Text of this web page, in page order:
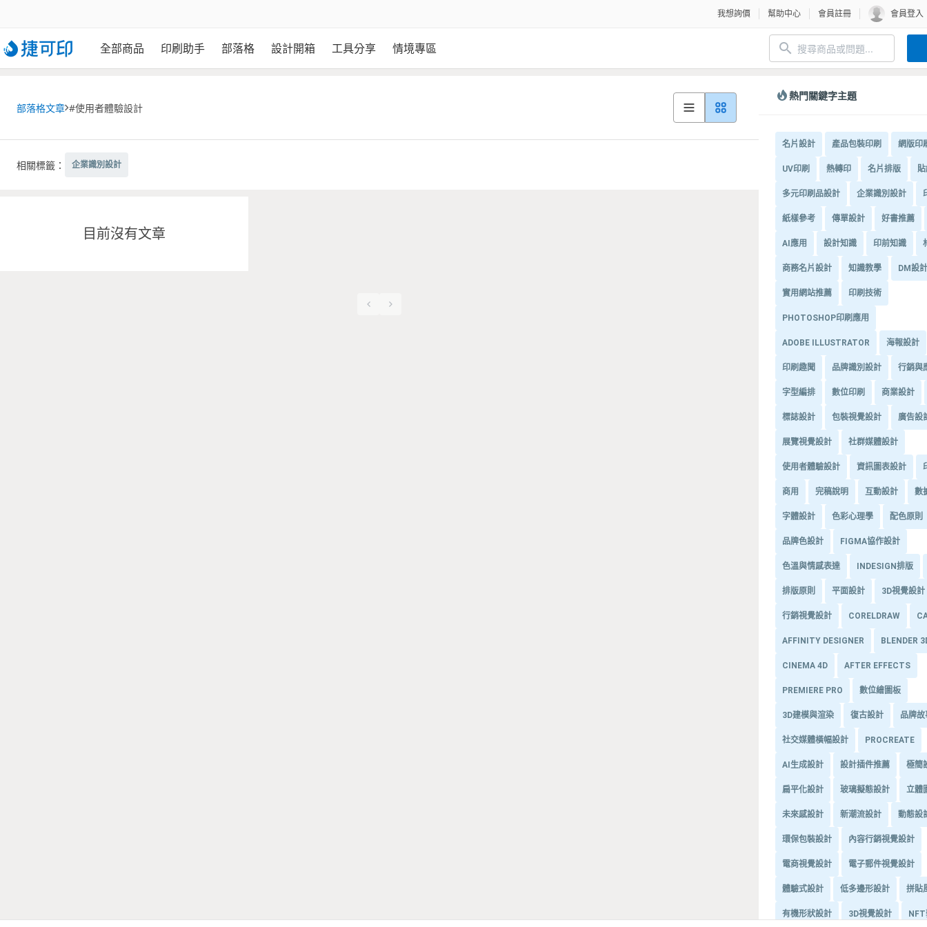
我想詢價 幫助中心 會員註冊 會員登入
全部商品 印刷助手 部落格 設計開箱 工具分享 情境專區
部落格文章 #使用者體驗設計
相關標籤： 企業識別設計
目前沒有文章
熱門關鍵字主題
名片設計 產品包裝印刷 網版印
UV印刷 熱轉印 名片排版
多元印刷品設計 企業識別設計
紙樣參考 傳單設計 好書推薦
AI應用 設計知識 印前知識
商務名片設計 知識教學 DM設計
實用網站推薦 印刷技術
PHOTOSHOP印刷應用
ADOBE ILLUSTRATOR 海報設計
印刷趣聞 品牌識別設計 行銷與
字型編排 數位印刷 商業設計
標誌設計 包裝視覺設計 廣告設
展覽視覺設計 社群媒體設計
使用者體驗設計 資訊圖表設計
商用 完稿說明 互動設計 數
字體設計 色彩心理學 配色原則
品牌色設計 FIGMA協作設計
色溫與情感表達 INDESIGN排版
排版原則 平面設計 3D視覺設計
行銷視覺設計 CORELDRAW
AFFINITY DESIGNER BLENDER
CINEMA 4D AFTER EFFECTS
PREMIERE PRO 數位繪圖板
3D建模與渲染 復古設計 品牌
社交媒體橫幅設計 PROCREATE
AI生成設計 設計插件推薦 極簡
扁平化設計 玻璃擬態設計 立體
未來感設計 新潮流設計 動態設
環保包裝設計 內容行銷視覺設計
電商視覺設計 電子郵件視覺設計
體驗式設計 低多邊形設計 拼貼
有機形狀設計 3D視覺設計